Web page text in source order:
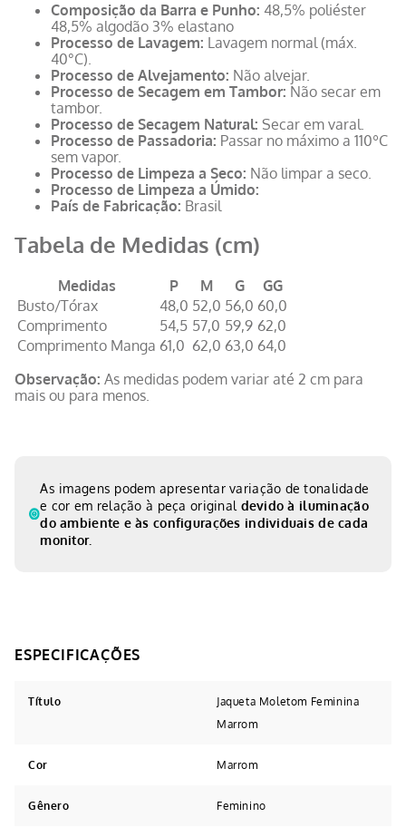
Composição da Barra e Punho: 48,5% poliéster
48,5% algodão 3% elastano
Processo de Lavagem: Lavagem normal (máx.
40°C).
Processo de Alvejamento: Não alvejar.
Processo de Secagem em Tambor: Não secar em
tambor.
Processo de Secagem Natural: Secar em varal.
Processo de Passadoria: Passar no máximo a 110ºC
sem vapor.
Processo de Limpeza a Seco: Não limpar a seco.
Processo de Limpeza a Úmido:
País de Fabricação: Brasil
Tabela de Medidas (cm)
Medidas P M G
GG
Busto/Tórax
48,0 52,0 56,0 60,0
Comprimento
54,5 57,0 59,9 62,0
Comprimento Manga 61,0 62,0 63,0 64,0
Observação: As medidas podem variar até 2 cm para
mais ou para menos.
As imagens podem apresentar variação de tonalidade
e cor em relação à peça original devido à iluminação
do ambiente e às configurações individuais de cada
monitor.
Título
Jaqueta Moletom Feminina
Marrom
Cor Marrom
Gênero Feminino